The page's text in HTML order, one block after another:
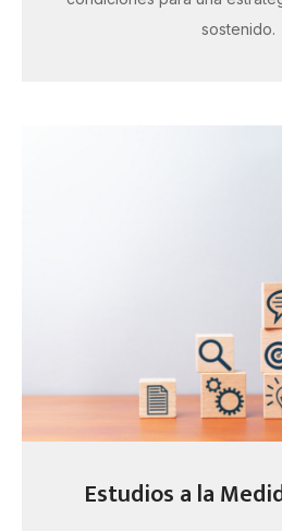
sostenido.
Estudios a la